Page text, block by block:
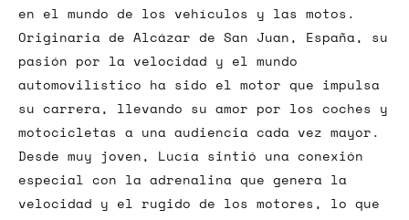
en el mundo de los vehículos y las motos.
Originaria de Alcázar de San Juan, España, su
pasión por la velocidad y el mundo
automovilístico ha sido el motor que impulsa
su carrera, llevando su amor por los coches y
motocicletas a una audiencia cada vez mayor.
Desde muy joven, Lucía sintió una conexión
especial con la adrenalina que genera la
velocidad y el rugido de los motores, lo que